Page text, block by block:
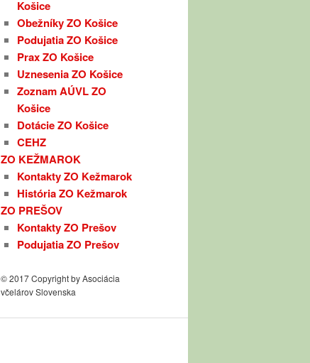
Košice
Obežníky ZO Košice
Podujatia ZO Košice
Prax ZO Košice
Uznesenia ZO Košice
Zoznam AÚVL ZO
Košice
Dotácie ZO Košice
CEHZ
ZO KEŽMAROK
Kontakty ZO Kežmarok
História ZO Kežmarok
ZO PREŠOV
Kontakty ZO Prešov
Podujatia ZO Prešov
© 2017 Copyright by Asociácia
včelárov Slovenska